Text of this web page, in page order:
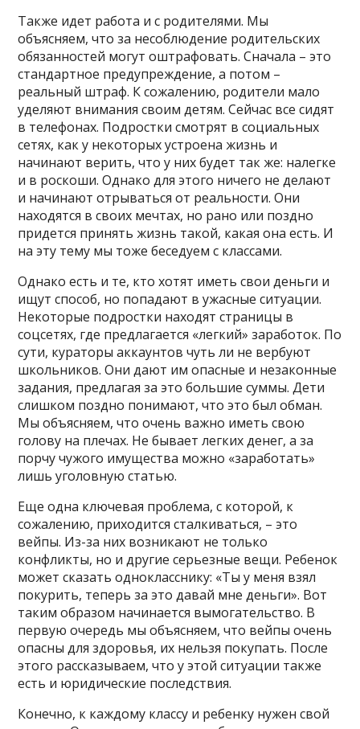
Также идет работа и с родителями. Мы
объясняем, что за несоблюдение родительских
обязанностей могут оштрафовать. Сначала – это
стандартное предупреждение, а потом –
реальный штраф. К сожалению, родители мало
уделяют внимания своим детям. Сейчас все сидят
в телефонах. Подростки смотрят в социальных
сетях, как у некоторых устроена жизнь и
начинают верить, что у них будет так же: налегке
и в роскоши. Однако для этого ничего не делают
и начинают отрываться от реальности. Они
находятся в своих мечтах, но рано или поздно
придется принять жизнь такой, какая она есть. И
на эту тему мы тоже беседуем с классами.
Однако есть и те, кто хотят иметь свои деньги и
ищут способ, но попадают в ужасные ситуации.
Некоторые подростки находят страницы в
соцсетях, где предлагается «легкий» заработок. По
сути, кураторы аккаунтов чуть ли не вербуют
школьников. Они дают им опасные и незаконные
задания, предлагая за это большие суммы. Дети
слишком поздно понимают, что это был обман.
Мы объясняем, что очень важно иметь свою
голову на плечах. Не бывает легких денег, а за
порчу чужого имущества можно «заработать»
лишь уголовную статью.
Еще одна ключевая проблема, с которой, к
сожалению, приходится сталкиваться, – это
вейпы. Из-за них возникают не только
конфликты, но и другие серьезные вещи. Ребенок
может сказать однокласснику: «Ты у меня взял
покурить, теперь за это давай мне деньги». Вот
таким образом начинается вымогательство. В
первую очередь мы объясняем, что вейпы очень
опасны для здоровья, их нельзя покупать. После
этого рассказываем, что у этой ситуации также
есть и юридические последствия.
Конечно, к каждому классу и ребенку нужен свой